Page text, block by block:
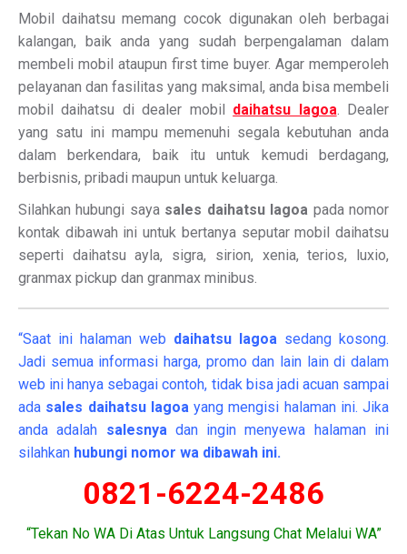
Mobil daihatsu memang cocok digunakan oleh berbagai
kalangan, baik anda yang sudah berpengalaman dalam
membeli mobil ataupun first time buyer. Agar memperoleh
pelayanan dan fasilitas yang maksimal, anda bisa membeli
mobil daihatsu di dealer mobil daihatsu lagoa. Dealer
yang satu ini mampu memenuhi segala kebutuhan anda
dalam berkendara, baik itu untuk kemudi berdagang,
berbisnis, pribadi maupun untuk keluarga.
Silahkan hubungi saya sales daihatsu lagoa pada nomor
kontak dibawah ini untuk bertanya seputar mobil daihatsu
seperti daihatsu ayla, sigra, sirion, xenia, terios, luxio,
granmax pickup dan granmax minibus.
“Saat ini halaman web daihatsu lagoa sedang kosong.
Jadi semua informasi harga, promo dan lain lain di dalam
web ini hanya sebagai contoh, tidak bisa jadi acuan sampai
ada sales daihatsu lagoa yang mengisi halaman ini. Jika
anda adalah salesnyadan ingin menyewa halaman ini
silahkan hubungi nomor wa dibawah ini.
0821-6224-2486
“Tekan No WA Di Atas Untuk Langsung Chat Melalui WA”